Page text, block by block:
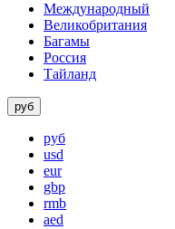
Международный
Великобритания
Багамы
Россия
Тайланд
руб
руб
usd
eur
gbp
rmb
aed